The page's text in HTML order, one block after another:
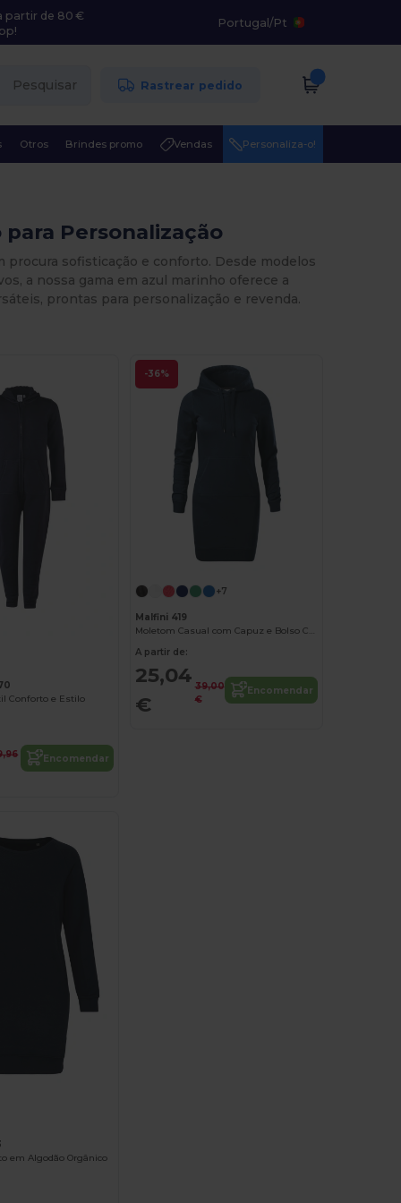
partir de 80 €
Portugal/Pt
Pesquisar Rastrear pedido
Otros Brindes promo Vendas Personaliza-o!
Personalização
procura sofisticação e conforto. Desde modelos
a nossa gama em azul marinho oferece a
prontas para personalização e revenda.
Conforto e Estilo
Encomendar
-36%
+7
Malfini 419
Moletom Casual com Capuz e Bolso Canguru
A partir de:
25,04
€
39,00
€
Encomendar
em Algodão Orgânico